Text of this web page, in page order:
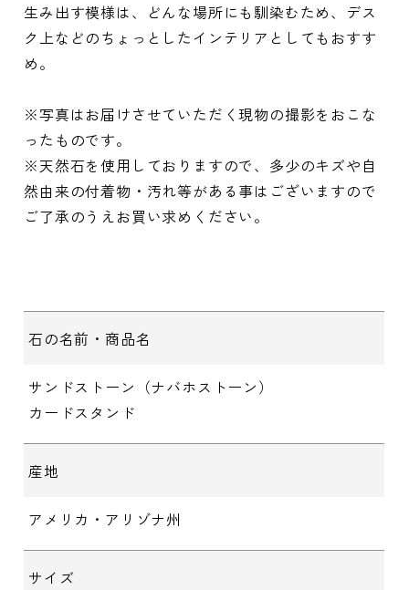
生み出す模様は、どんな場所にも馴染むため、デス
ク上などのちょっとしたインテリアとしてもおすす
め。
※写真はお届けさせていただく現物の撮影をおこな
ったものです。
※天然石を使用しておりますので、多少のキズや自
然由来の付着物・汚れ等がある事はございますので
ご了承のうえお買い求めください。
石の名前・商品名
サンドストーン（ナバホストーン）
カードスタンド
産地
アメリカ・アリゾナ州
サイズ